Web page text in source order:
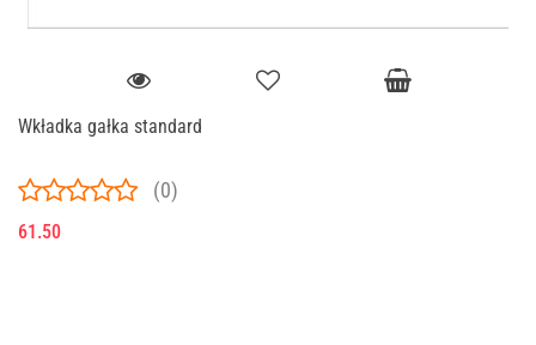
Wkładka gałka standard
(0)
61.50